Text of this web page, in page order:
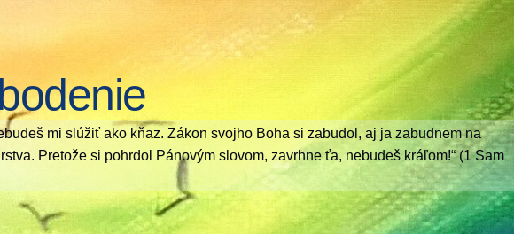
mi slúžiť ako kňaz. Zákon svojho Boha si zabudol, aj ja zabudnem na
Pretože si pohrdol Pánovým slovom, zavrhne ťa, nebudeš kráľom!“ (1 Sam